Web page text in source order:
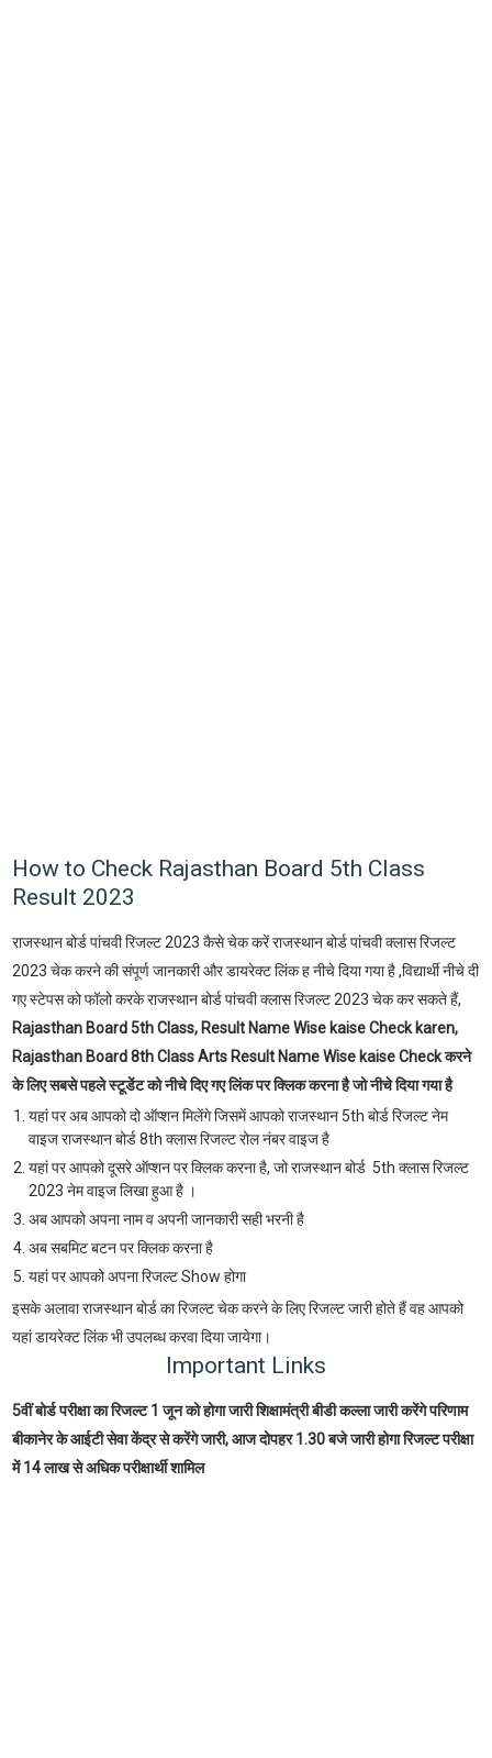
How to Check Rajasthan Board 5th Class
Result 2023
राजस्थान बोर्ड पांचवी रिजल्ट 2023 कैसे चेक करें राजस्थान बोर्ड पांचवी क्लास रिजल्ट
2023 चेक करने की संपूर्ण जानकारी और डायरेक्ट लिंक ह नीचे दिया गया है ,विद्यार्थी नीचे दी
गए स्टेपस को फॉलो करके राजस्थान बोर्ड पांचवी क्लास रिजल्ट 2023 चेक कर सकते हैं,
Rajasthan Board 5th Class, Result Name Wise kaise Check karen,
Rajasthan Board 8th Class Arts Result Name Wise kaise Check करने
के लिए सबसे पहले स्टूडेंट को नीचे दिए गए लिंक पर क्लिक करना है जो नीचे दिया गया है
यहां पर अब आपको दो ऑप्शन मिलेंगे जिसमें आपको राजस्थान 5th बोर्ड रिजल्ट नेम
वाइज राजस्थान बोर्ड 8th क्लास रिजल्ट रोल नंबर वाइज है
यहां पर आपको दूसरे ऑप्शन पर क्लिक करना है, जो राजस्थान बोर्ड 5th क्लास रिजल्ट
2023 नेम वाइज लिखा हुआ है ।
अब आपको अपना नाम व अपनी जानकारी सही भरनी है
अब सबमिट बटन पर क्लिक करना है
यहां पर आपको अपना रिजल्ट Show होगा
इसके अलावा राजस्थान बोर्ड का रिजल्ट चेक करने के लिए रिजल्ट जारी होते हैं वह आपको
यहां डायरेक्ट लिंक भी उपलब्ध करवा दिया जायेगा।
Important Links
5वीं बोर्ड परीक्षा का रिजल्ट 1 जून को होगा जारी शिक्षामंत्री बीडी कल्ला जारी करेंगे परिणाम
बीकानेर के आईटी सेवा केंद्र से करेंगे जारी,आजदोपहर 1.30 बजे जारी होगा रिजल्ट परीक्षा
में 14 लाख से अधिक परीक्षार्थी शामिल